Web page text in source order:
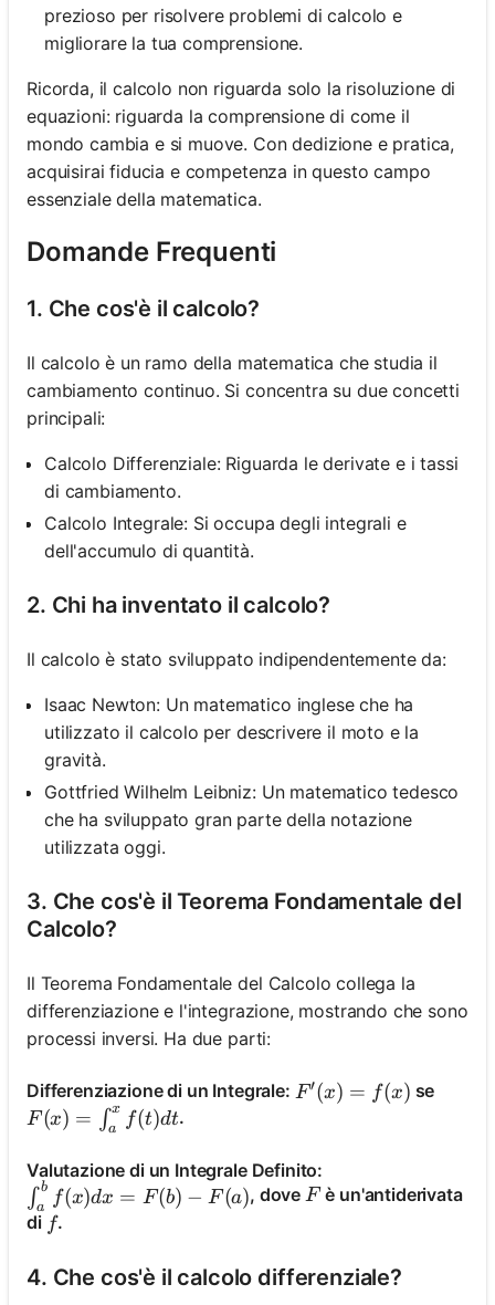
prezioso per risolvere problemi di calcolo e
migliorare la tua comprensione.
Ricorda, il calcolo non riguarda solo la risoluzione di
equazioni: riguarda la comprensione di come il
mondo cambia e si muove. Con dedizione e pratica,
acquisirai fiducia e competenza in questo campo
essenziale della matematica.
Domande Frequenti
1. Che cos'è il calcolo?
Il calcolo è un ramo della matematica che studia il
cambiamento continuo. Si concentra su due concetti
principali:
Calcolo Differenziale: Riguarda le derivate e i tassi
di cambiamento.
Calcolo Integrale: Si occupa degli integrali e
dell'accumulo di quantità.
2. Chi ha inventato il calcolo?
Il calcolo è stato sviluppato indipendentemente da:
Isaac Newton: Un matematico inglese che ha
utilizzato il calcolo per descrivere il moto e la
gravità.
Gottfried Wilhelm Leibniz: Un matematico tedesco
che ha sviluppato gran parte della notazione
utilizzata oggi.
3. Che cos'è il Teorema Fondamentale del
Calcolo?
Il Teorema Fondamentale del Calcolo collega la
differenziazione e l'integrazione, mostrando che sono
processi inversi. Ha due parti:
Differenziazione di un Integrale: F^{\prime}(x)=f(x)
F′(x) = f(x) se
F(x)=\int_a^x f(t) d t
F(x) = ∫a
x
f(t)dt.
Valutazione di un Integrale Definito:
\int_a^b f(x) d x=F(b)-F(a)
∫a
b
f(x)dx = F(b) − F(a), dove F
Fè un'antiderivata
di ff.
4. Che cos'è il calcolo differenziale?